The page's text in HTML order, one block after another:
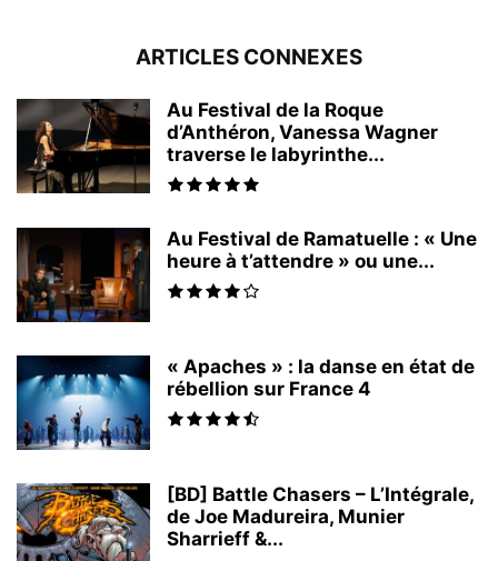
ARTICLES CONNEXES
Au Festival de la Roque
d’Anthéron, Vanessa Wagner
traverse le labyrinthe...
Au Festival de Ramatuelle : « Une
heure à t’attendre » ou une...
« Apaches » : la danse en état de
rébellion sur France 4
[BD] Battle Chasers – L’Intégrale,
de Joe Madureira, Munier
Sharrieff &...